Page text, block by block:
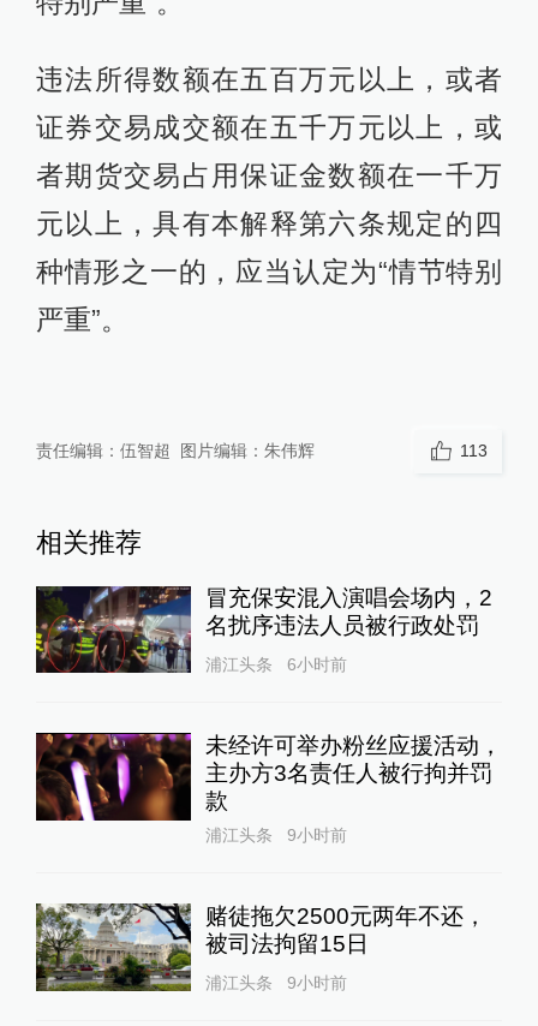
违法所得数额在五百万元以上，或者
证券交易成交额在五千万元以上，或
者期货交易占用保证金数额在一千万
元以上，具有本解释第六条规定的四
种情形之一的，应当认定为“情节特别
严重”。
责任编辑： 伍智超 图片编辑： 朱伟辉 113
相关推荐
冒充保安混入演唱会场内，2
名扰序违法人员被行政处罚
浦江头条 6小时前
未经许可举办粉丝应援活动，
主办方3名责任人被行拘并罚
款
浦江头条 9小时前
赌徒拖欠2500元两年不还，
被司法拘留15日
浦江头条 9小时前